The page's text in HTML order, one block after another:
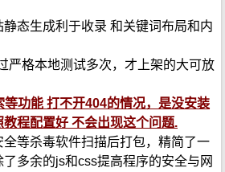
态生成利于收录 和关键词布局和内
严格本地测试多次，才上架的大可放
等功能 打不开404的情况，是没安装
程配置好 不会出现这个问题.
等杀毒软件扫描后打包，精简了一
多余的js和css提高程序的安全与网